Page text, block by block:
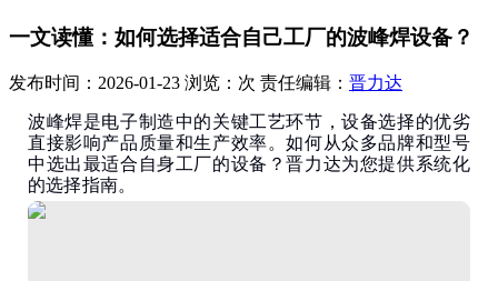
一文读懂：如何选择适合自己工厂的波峰焊设备？
发布时间：2026-01-23 浏览：次 责任编辑： 晋力达
波峰焊是电子制造中的关键工艺环节，设备选择的优劣
直接影响产品质量和生产效率。如何从众多品牌和型号
中选出最适合自身工厂的设备？晋力达为您提供系统化
的选择指南。